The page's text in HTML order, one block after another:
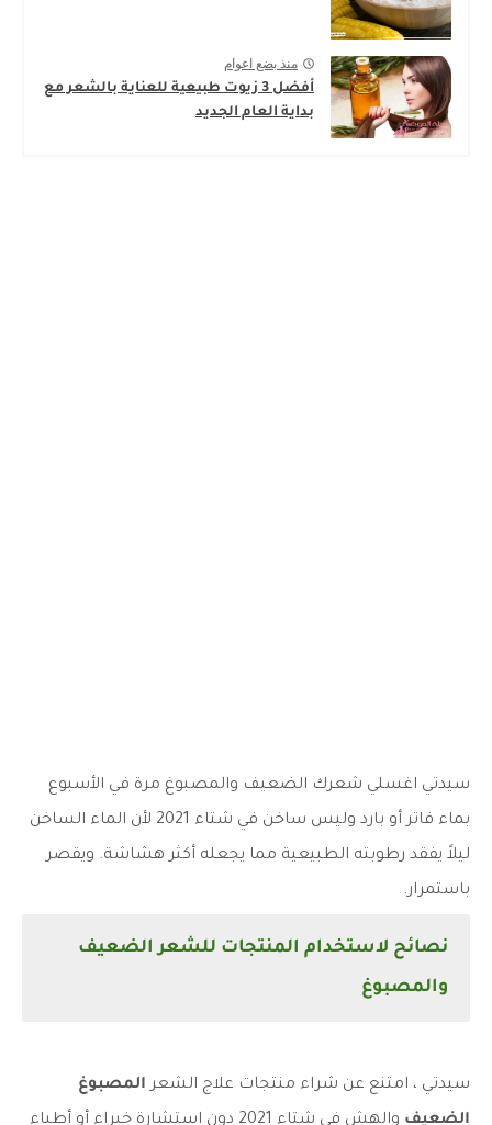
منذ بضع اعوام
أفضل 3 زيوت طبيعية للعناية بالشعر مع
بداية العام الجديد
سيدتي اغسلي شعرك الضعيف والمصبوغ مرة في الأسبوع
بماء فاتر أو بارد وليس ساخن في شتاء 2021 لأن الماء الساخن
ليلاً يفقد رطوبته الطبيعية مما يجعله أكثر هشاشة. ويقصر
باستمرار.
نصائح لاستخدام المنتجات للشعر الضعيف
والمصبوغ
سيدتي ، امتنع عن شراء منتجات علاج الشعر المصبوغ
الضعيف
والهش في شتاء 2021 دون استشارة خبراء أو أطباء